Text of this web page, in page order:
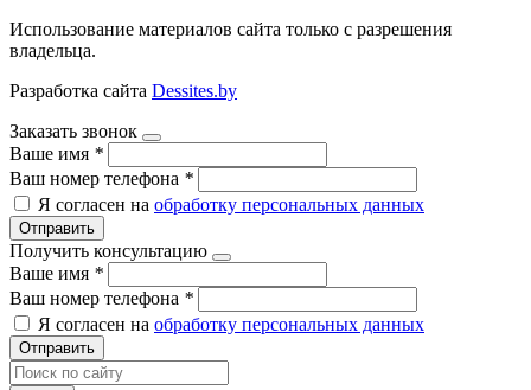
Использование материалов сайта только с разрешения
владельца.
Разработка сайта Dessites.by
Заказать звонок
Ваше имя *
Ваш номер телефона *
Я согласен на обработку персональных данных
Отправить
Получить консультацию
Ваше имя *
Ваш номер телефона *
Я согласен на обработку персональных данных
Отправить